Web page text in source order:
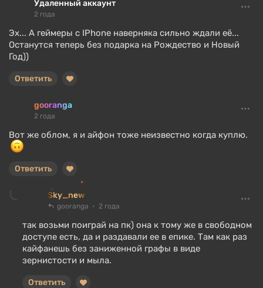
Удаленный аккаунт
2 года
Эх... А геймеры с IPhone наверняка сильно ждали её...
Останутся теперь без подарка на Рождество и Новый
Год))
Ответить
gooranga
2 года
Вот же облом, я и айфон тоже неизвестно когда куплю.
Ответить
Sky_new
gooranga 2 года
так возьми поиграй на пк) она к тому же в свободном
доступе есть, да и раздавали ее в епике. Там как раз
кайфанешь без заниженной графы в виде
зернистости и мыла.
Ответить